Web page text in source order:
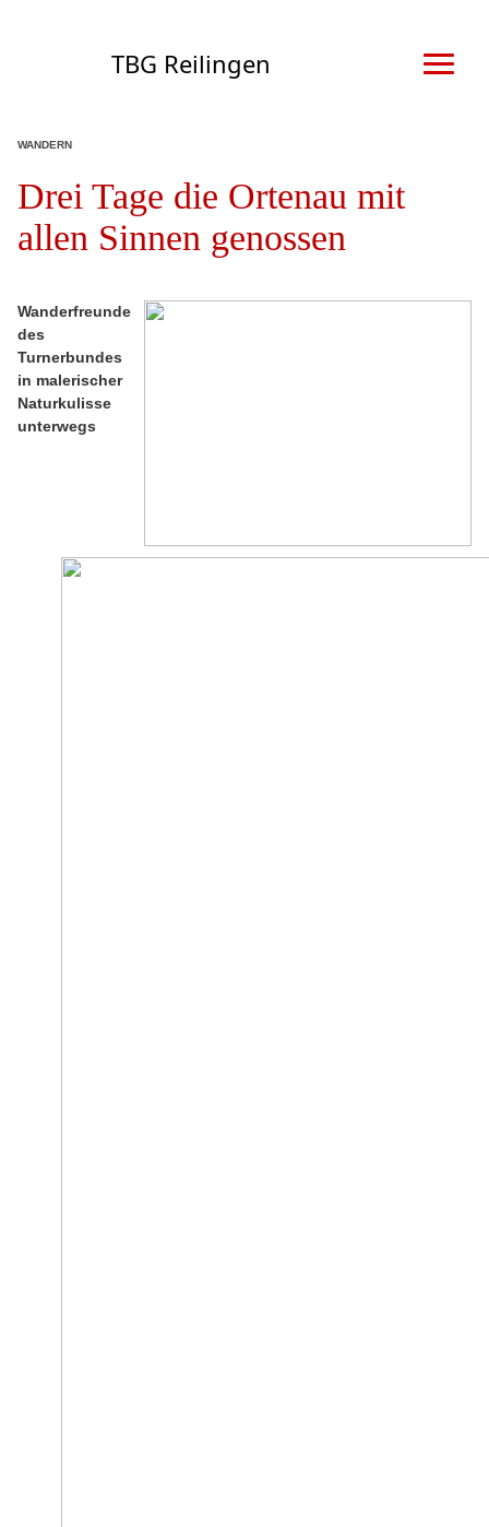
TBG Reilingen
WANDERN
Drei Tage die Ortenau mit
allen Sinnen genossen
Wanderfreunde
des
Turnerbundes
in malerischer
Naturkulisse
unterwegs